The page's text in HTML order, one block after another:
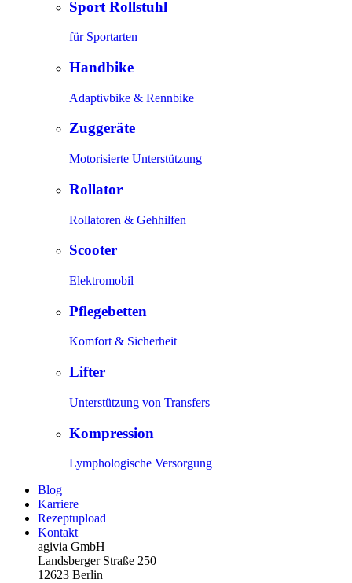
Sport Rollstuhl
für Sportarten
Handbike
Adaptivbike & Rennbike
Zuggeräte
Motorisierte Unterstützung
Rollator
Rollatoren & Gehhilfen
Scooter
Elektromobil
Pflegebetten
Komfort & Sicherheit
Lifter
Unterstützung von Transfers
Kompression
Lymphologische Versorgung
Blog
Karriere
Rezeptupload
Kontakt
agivia GmbH
Landsberger Straße 250
12623 Berlin